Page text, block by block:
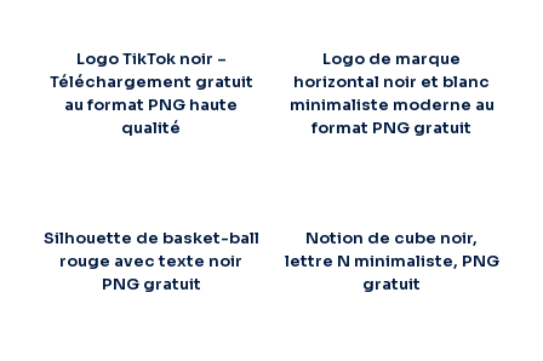
Logo TikTok noir –
Téléchargement gratuit
au format PNG haute
qualité
Logo de marque
horizontal noir et blanc
minimaliste moderne au
format PNG gratuit
Silhouette de basket-ball
rouge avec texte noir
PNG gratuit
Notion de cube noir,
lettre N minimaliste, PNG
gratuit